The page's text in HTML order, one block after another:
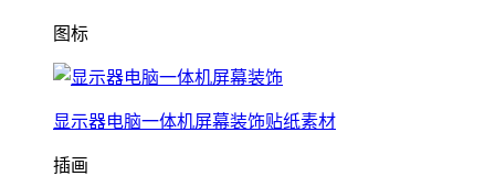
图标
显示器电脑一体机屏幕装饰贴纸素材
插画